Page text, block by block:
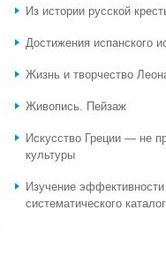
Из истории русской
Достижения испанского
Жизнь и творчество
Живопись. Пейзаж
Искусство Греции — не
культуры
Изучение
систематического